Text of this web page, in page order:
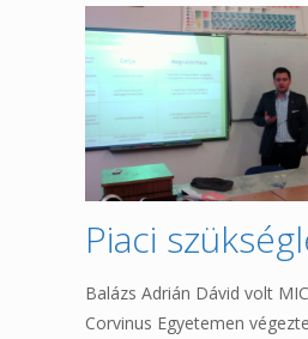
Piaci
Balázs Adrián Dávid volt
Corvinus Egyetemen